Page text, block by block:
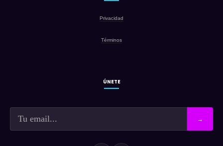
Privacidad
Términos
ÚNETE
→